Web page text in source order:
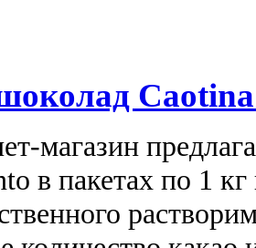
магазин
в пакетах по 1